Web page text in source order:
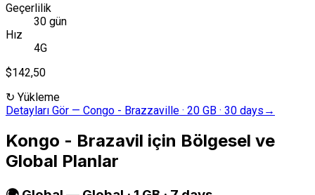
Geçerlilik
30 gün
Hız
4G
$142,50
↻ Yükleme
Detayları Gör — Congo - Brazzaville · 20 GB · 30 days →
Kongo - Brazavil için Bölgesel ve
Global Planlar